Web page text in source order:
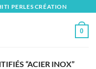
PERLES CRÉATION
0
“ACIER INOX”